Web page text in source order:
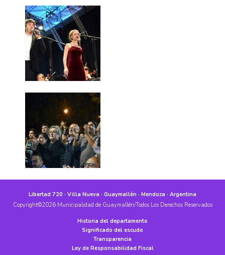
Libertad 720 · Villa Nueva · Guaymallén · Mendoza · Argentina
Copyright©2026 Municipalidad de Guaymallén/Todos Los Derechos Reservados
Historia del departamento
Significado del escudo
Transparencia
Ley de Responsabilidad Fiscal